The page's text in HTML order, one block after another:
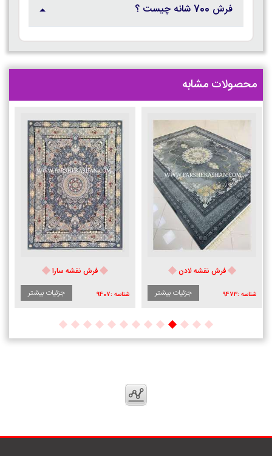
فرش 700 شانه چیست ؟
محصولات مشابه
فرش نقشه سارا
شناسه :9407 جزئیات بیشتر
فرش نقشه تیارا
شناسه :8403 جزئیات بیشتر